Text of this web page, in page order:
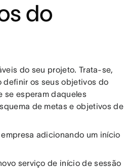
do
do seu projeto. Trata-se,
definir os seus objetivos do
se esperam daqueles
de metas e objetivos de
adicionando um início
serviço de início de sessão